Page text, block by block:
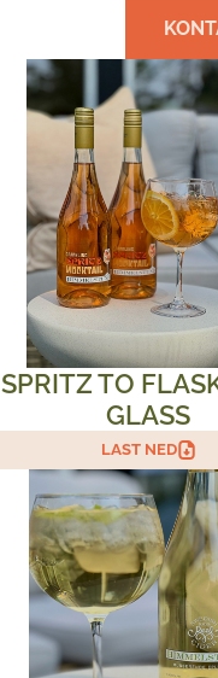
SPRITZ TO
GLASS
LAST NED